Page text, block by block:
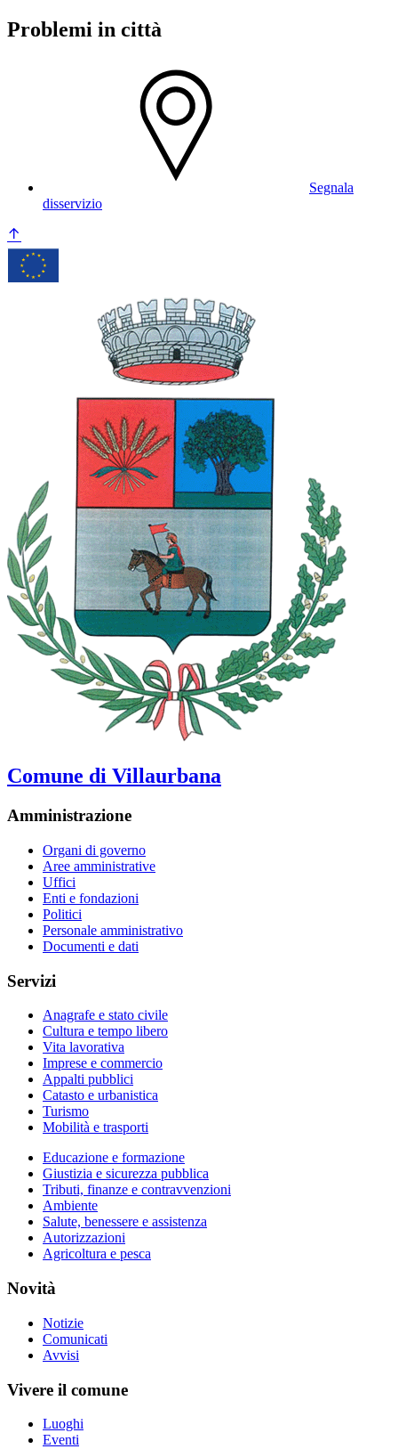
Problemi in città
Segnala
disservizio
Comune di Villaurbana
Amministrazione
Organi di governo
Aree amministrative
Uffici
Enti e fondazioni
Politici
Personale amministrativo
Documenti e dati
Servizi
Anagrafe e stato civile
Cultura e tempo libero
Vita lavorativa
Imprese e commercio
Appalti pubblici
Catasto e urbanistica
Turismo
Mobilità e trasporti
Educazione e formazione
Giustizia e sicurezza pubblica
Tributi, finanze e contravvenzioni
Ambiente
Salute, benessere e assistenza
Autorizzazioni
Agricoltura e pesca
Novità
Notizie
Comunicati
Avvisi
Vivere il comune
Luoghi
Eventi